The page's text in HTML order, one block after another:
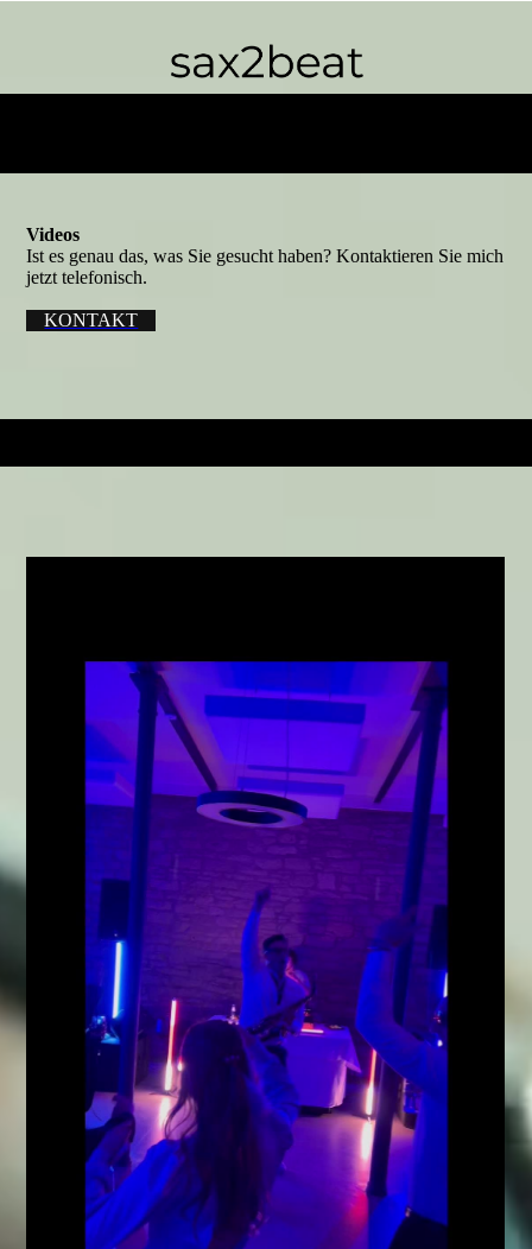
Videos
Ist es genau das, was Sie gesucht haben? Kontaktieren Sie mich
jetzt telefonisch.
KONTAKT